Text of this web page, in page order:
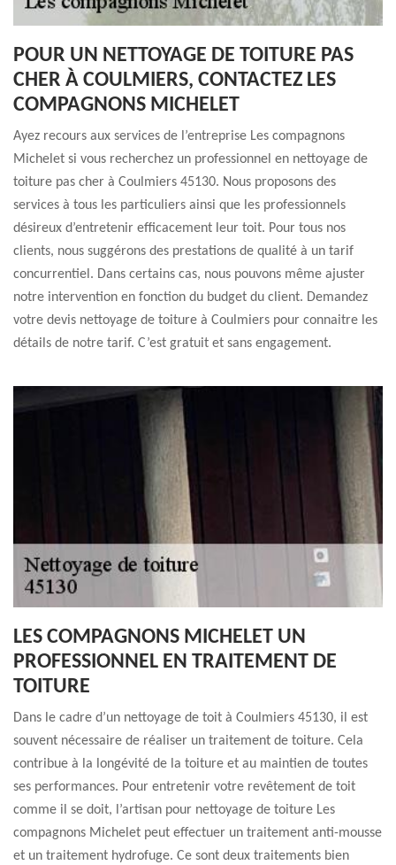
POUR UN NETTOYAGE DE TOITURE PAS
CHER À COULMIERS, CONTACTEZ LES
COMPAGNONS MICHELET
Ayez recours aux services de l’entreprise Les compagnons
Michelet si vous recherchez un professionnel en nettoyage de
toiture pas cher à Coulmiers 45130. Nous proposons des
services à tous les particuliers ainsi que les professionnels
désireux d’entretenir efficacement leur toit. Pour tous nos
clients, nous suggérons des prestations de qualité à un tarif
concurrentiel. Dans certains cas, nous pouvons même ajuster
notre intervention en fonction du budget du client. Demandez
votre devis nettoyage de toiture à Coulmiers pour connaitre les
détails de notre tarif. C’est gratuit et sans engagement.
LES COMPAGNONS MICHELET UN
PROFESSIONNEL EN TRAITEMENT DE
TOITURE
Dans le cadre d’un nettoyage de toit à Coulmiers 45130, il est
souvent nécessaire de réaliser un traitement de toiture. Cela
contribue à la longévité de la toiture et au maintien de toutes
ses performances. Pour entretenir votre revêtement de toit
comme il se doit, l’artisan pour nettoyage de toiture Les
compagnons Michelet peut effectuer un traitement anti-mousse
et un traitement hydrofuge. Ce sont deux traitements bien